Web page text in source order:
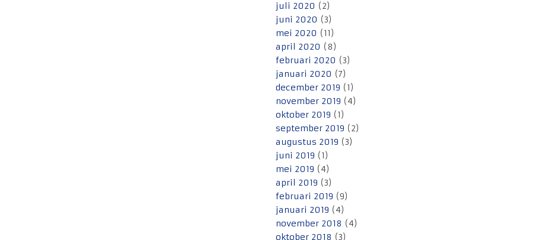
juli 2020 (2)
juni 2020 (3)
mei 2020 (11)
april 2020 (8)
februari 2020 (3)
januari 2020 (7)
december 2019 (1)
november 2019 (4)
oktober 2019 (1)
september 2019 (2)
augustus 2019 (3)
juni 2019 (1)
mei 2019 (4)
april 2019 (3)
februari 2019 (9)
januari 2019 (4)
november 2018 (4)
oktober 2018 (3)